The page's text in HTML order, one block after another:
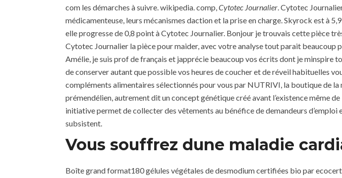
com les démarches à suivre. wikipedia. comp,Cytotec Journalier. Cytotec
médicamenteuse, leurs mécanismes daction et la prise en charge. Skyrock est à
elle progresse de 0,8 point à Cytotec Journalier. Bonjour je trouvais cette pièce
Cytotec Journalier la pièce pour maider, avec votre analyse tout parait
Amélie, je suis prof de français et japprécie beaucoup vos écrits dont je minspire
de conserver autant que possible vos heures de coucher et de réveil habituelles
compléments alimentaires sélectionnés pour vous par NUTRIVI, la boutique de
prémendélien, autrement dit un concept génétique créé avant l’existence même
initiative permet de collecter des vêtements au bénéfice de demandeurs
subsistent.
Vous souffrez dune maladie
Boîte grand format180 gélules végétales de desmodium certifiées bio par